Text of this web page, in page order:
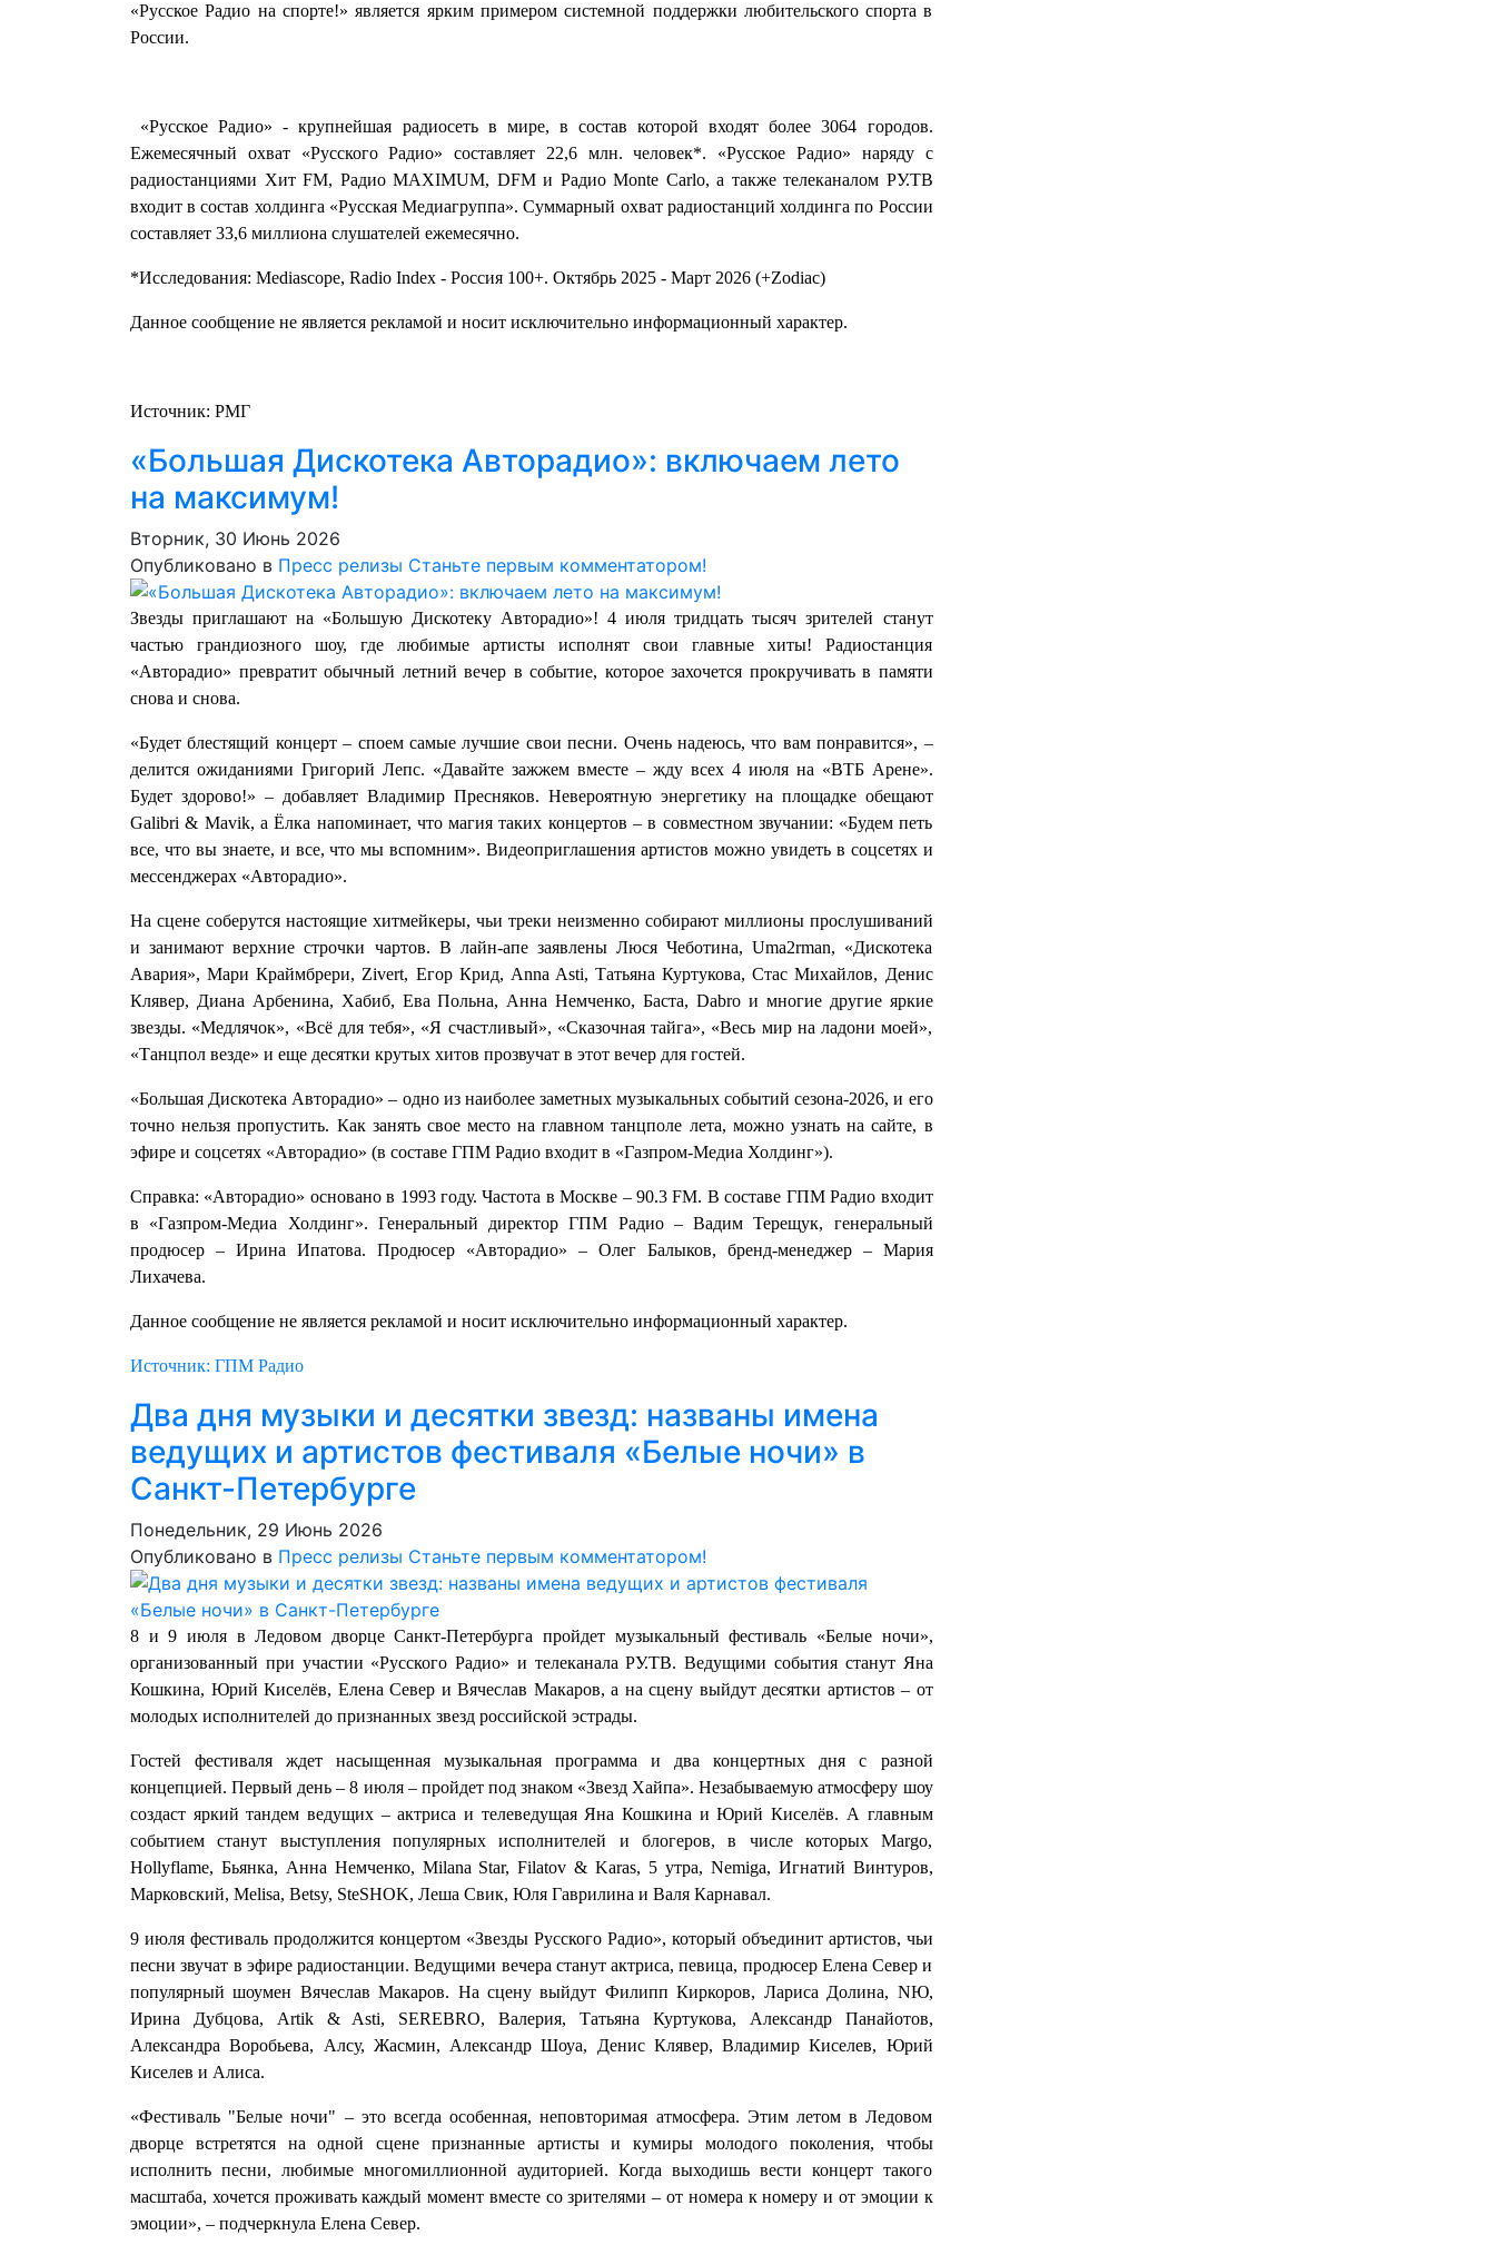
«Русское Радио на спорте!» является ярким примером системной поддержки любительского спорта в
России.
«Русское Радио» - крупнейшая радиосеть в мире, в состав которой входят более 3064 городов.
Ежемесячный охват «Русского Радио» составляет 22,6 млн. человек*. «Русское Радио» наряду с
радиостанциями Хит FM, Радио MAXIMUM, DFM и Радио Monte Carlo, а также телеканалом РУ.ТВ
входит в состав холдинга «Русская Медиагруппа». Суммарный охват радиостанций холдинга по России
составляет 33,6 миллиона слушателей ежемесячно.
*Исследования: Mediascope, Radio Index - Россия 100+. Октябрь 2025 - Март 2026 (+Zodiac)
Данное сообщение не является рекламой и носит исключительно информационный характер.
Источник: РМГ
«Большая Дискотека Авторадио»: включаем лето
на максимум!
Вторник, 30 Июнь 2026
Опубликовано в Пресс релизы Станьте первым комментатором!
Звезды приглашают на «Большую Дискотеку Авторадио»! 4 июля тридцать тысяч зрителей станут
частью грандиозного шоу, где любимые артисты исполнят свои главные хиты! Радиостанция
«Авторадио» превратит обычный летний вечер в событие, которое захочется прокручивать в памяти
снова и снова.
«Будет блестящий концерт – споем самые лучшие свои песни. Очень надеюсь, что вам понравится», –
делится ожиданиями Григорий Лепс. «Давайте зажжем вместе – жду всех 4 июля на «ВТБ Арене».
Будет здорово!» – добавляет Владимир Пресняков. Невероятную энергетику на площадке обещают
Galibri & Mavik, а Ёлка напоминает, что магия таких концертов – в совместном звучании: «Будем петь
все, что вы знаете, и все, что мы вспомним». Видеоприглашения артистов можно увидеть в соцсетях и
мессенджерах «Авторадио».
На сцене соберутся настоящие хитмейкеры, чьи треки неизменно собирают миллионы прослушиваний
и занимают верхние строчки чартов. В лайн-апе заявлены Люся Чеботина, Uma2rman, «Дискотека
Авария», Мари Краймбрери, Zivert, Егор Крид, Anna Asti, Татьяна Куртукова, Стас Михайлов, Денис
Клявер, Диана Арбенина, Хабиб, Ева Польна, Анна Немченко, Баста, Dabro и многие другие яркие
звезды. «Медлячок», «Всё для тебя», «Я счастливый», «Сказочная тайга», «Весь мир на ладони моей»,
«Танцпол везде» и еще десятки крутых хитов прозвучат в этот вечер для гостей.
«Большая Дискотека Авторадио» – одно из наиболее заметных музыкальных событий сезона-2026, и его
точно нельзя пропустить. Как занять свое место на главном танцполе лета, можно узнать на сайте, в
эфире и соцсетях «Авторадио» (в составе ГПМ Радио входит в «Газпром-Медиа Холдинг»).
Справка: «Авторадио» основано в 1993 году. Частота в Москве – 90.3 FM. В составе ГПМ Радио входит
в «Газпром-Медиа Холдинг». Генеральный директор ГПМ Радио – Вадим Терещук, генеральный
продюсер – Ирина Ипатова. Продюсер «Авторадио» – Олег Балыков, бренд-менеджер – Мария
Лихачева.
Данное сообщение не является рекламой и носит исключительно информационный характер.
Источник: ГПМ Радио
Два дня музыки и десятки звезд: названы имена
ведущих и артистов фестиваля «Белые ночи» в
Санкт-Петербурге
Понедельник, 29 Июнь 2026
Опубликовано в Пресс релизы Станьте первым комментатором!
8 и 9 июля в Ледовом дворце Санкт-Петербурга пройдет музыкальный фестиваль «Белые ночи»,
организованный при участии «Русского Радио» и телеканала РУ.ТВ. Ведущими события станут Яна
Кошкина, Юрий Киселёв, Елена Север и Вячеслав Макаров, а на сцену выйдут десятки артистов – от
молодых исполнителей до признанных звезд российской эстрады.
Гостей фестиваля ждет насыщенная музыкальная программа и два концертных дня с разной
концепцией. Первый день – 8 июля – пройдет под знаком «Звезд Хайпа». Незабываемую атмосферу шоу
создаст яркий тандем ведущих – актриса и телеведущая Яна Кошкина и Юрий Киселёв. А главным
событием станут выступления популярных исполнителей и блогеров, в числе которых Margo,
Hollyflame, Бьянка, Анна Немченко, Milana Star, Filatov & Karas, 5 утра, Nemiga, Игнатий Винтуров,
Марковский, Melisa, Betsy, SteSHOK, Леша Свик, Юля Гаврилина и Валя Карнавал.
9 июля фестиваль продолжится концертом «Звезды Русского Радио», который объединит артистов, чьи
песни звучат в эфире радиостанции. Ведущими вечера станут актриса, певица, продюсер Елена Север и
популярный шоумен Вячеслав Макаров. На сцену выйдут Филипп Киркоров, Лариса Долина, NЮ,
Ирина Дубцова, Artik & Asti, SEREBRO, Валерия, Татьяна Куртукова, Александр Панайотов,
Александра Воробьева, Алсу, Жасмин, Александр Шоуа, Денис Клявер, Владимир Киселев, Юрий
Киселев и Алиса.
«Фестиваль "Белые ночи" – это всегда особенная, неповторимая атмосфера. Этим летом в Ледовом
дворце встретятся на одной сцене признанные артисты и кумиры молодого поколения, чтобы
исполнить песни, любимые многомиллионной аудиторией. Когда выходишь вести концерт такого
масштаба, хочется проживать каждый момент вместе со зрителями – от номера к номеру и от эмоции к
эмоции», – подчеркнула Елена Север.